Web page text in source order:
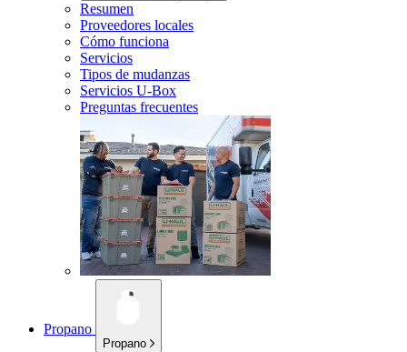
Resumen
Proveedores locales
Cómo funciona
Servicios
Tipos de mudanzas
Servicios U-Box
Preguntas frecuentes
Propano
Propano